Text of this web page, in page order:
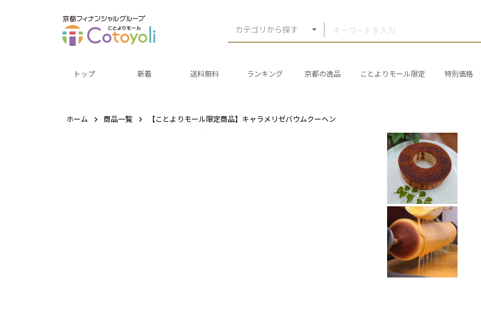
カテゴリから探す
トップ 新着 送料無料 ランキング 京都の逸品 ことよりモール限定 特別価格
ホーム 商品一覧 【ことよりモール限定商品】キャラメリゼバウムクーヘン